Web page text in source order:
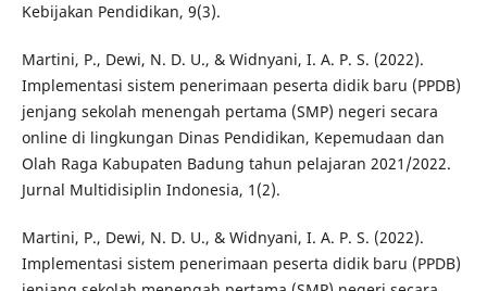
Kebijakan Pendidikan, 9(3).
Martini, P., Dewi, N. D. U., & Widnyani, I. A. P. S. (2022).
Implementasi sistem penerimaan peserta didik baru (PPDB)
jenjang sekolah menengah pertama (SMP) negeri secara
online di lingkungan Dinas Pendidikan, Kepemudaan dan
Olah Raga Kabupaten Badung tahun pelajaran 2021/2022.
Jurnal Multidisiplin Indonesia, 1(2).
Martini, P., Dewi, N. D. U., & Widnyani, I. A. P. S. (2022).
Implementasi sistem penerimaan peserta didik baru (PPDB)